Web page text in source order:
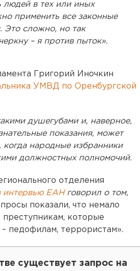
людей в тех или иных
применить все законные
Это сложно, но так
– я против пыток».
Григорий Иночкин
УМВД по Оренбургской
душегубами и, наверное,
показания, может
когда народные избранники
должностных полномочий.
отделения
интервью ЕАНговорил о том,
показали, что немало
которые
педофилам, террористам».
существует запрос на